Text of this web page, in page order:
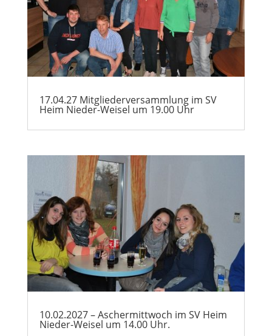
17.04.27 Mitgliederversammlung im SV
Heim Nieder-Weisel um 19.00 Uhr
10.02.2027 – Aschermittwoch im SV Heim
Nieder-Weisel um 14.00 Uhr.